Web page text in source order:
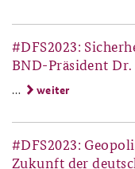
#DFS2023:
BND-Präsident
… weiter
#DFS2023:
Zukunft der